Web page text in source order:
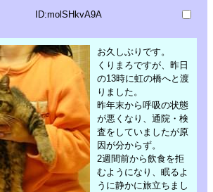
ID:molSHkvA9A
お久しぶりです。
くりまろですが、昨日
の13時に虹の橋へと渡
りました。
昨年末から呼吸の状態
が悪くなり、通院・検
査をしていましたが原
因が分からず。
2週間前から飲食を拒
むようになり、眠るよ
うに静かに旅立ちまし